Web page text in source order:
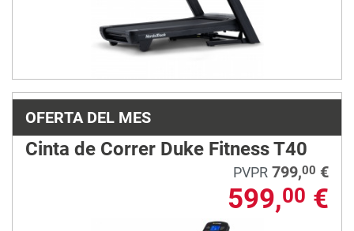
OFERTA DEL MES
Cinta de Correr Duke Fitness T40
PVPR 799,00 €
599,00 €